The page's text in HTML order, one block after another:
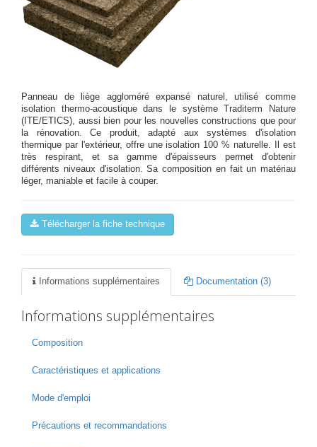
Panneau de liège aggloméré expansé naturel, utilisé comme
isolation thermo-acoustique dans le système Traditerm Nature
(ITE/ETICS), aussi bien pour les nouvelles constructions que pour
la rénovation. Ce produit, adapté aux systèmes d'isolation
thermique par l'extérieur, offre une isolation 100 % naturelle. Il est
très respirant, et sa gamme d'épaisseurs permet d'obtenir
différents niveaux d'isolation. Sa composition en fait un matériau
léger, maniable et facile à couper.
Télécharger la fiche technique
Informations supplémentaires Documentation (3)
Informations supplémentaires
Composition
Caractéristiques et applications
Mode d'emploi
Précautions et recommandations